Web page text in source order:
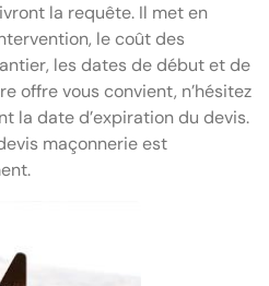
la requête. Il met en
le coût des
les dates de début et de
offre vous convient, n’hésitez
la date d’expiration du devis.
maçonnerie est